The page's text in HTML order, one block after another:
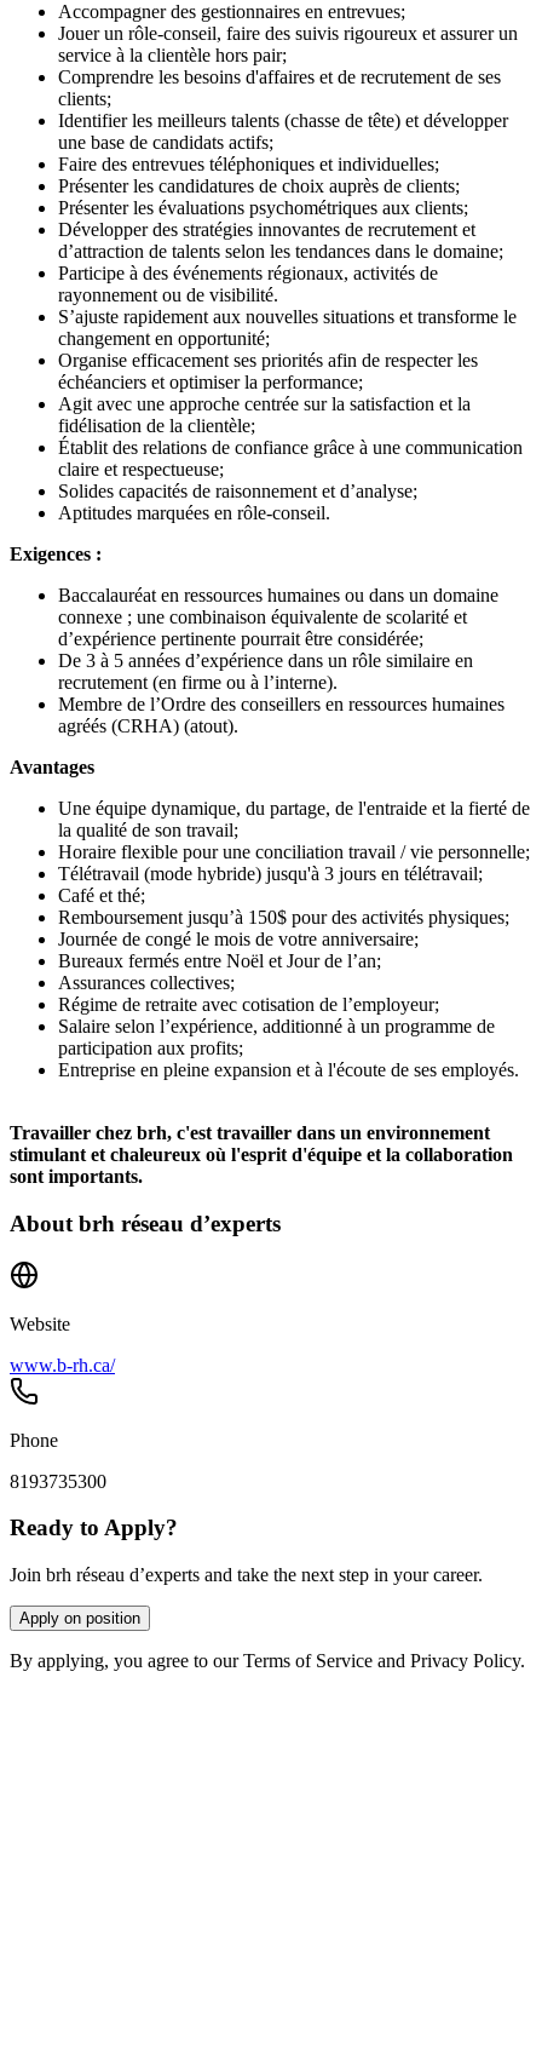
Accompagner des gestionnaires en entrevues;
Jouer un rôle-conseil, faire des suivis rigoureux et assurer un
service à la clientèle hors pair;
Comprendre les besoins d'affaires et de recrutement de ses
clients;
Identifier les meilleurs talents (chasse de tête) et développer
une base de candidats actifs;
Faire des entrevues téléphoniques et individuelles;
Présenter les candidatures de choix auprès de clients;
Présenter les évaluations psychométriques aux clients;
Développer des stratégies innovantes de recrutement et
d’attraction de talents selon les tendances dans le domaine;
Participe à des événements régionaux, activités de
rayonnement ou de visibilité.
S’ajuste rapidement aux nouvelles situations et transforme le
changement en opportunité;
Organise efficacement ses priorités afin de respecter les
échéanciers et optimiser la performance;
Agit avec une approche centrée sur la satisfaction et la
fidélisation de la clientèle;
Établit des relations de confiance grâce à une communication
claire et respectueuse;
Solides capacités de raisonnement et d’analyse;
Aptitudes marquées en rôle-conseil.
Exigences :
Baccalauréat en ressources humaines ou dans un domaine
connexe ; une combinaison équivalente de scolarité et
d’expérience pertinente pourrait être considérée;
De 3 à 5 années d’expérience dans un rôle similaire en
recrutement (en firme ou à l’interne).
Membre de l’Ordre des conseillers en ressources humaines
agréés (CRHA) (atout).
Avantages
Une équipe dynamique, du partage, de l'entraide et la fierté de
la qualité de son travail;
Horaire flexible pour une conciliation travail / vie personnelle;
Télétravail (mode hybride) jusqu'à 3 jours en télétravail;
Café et thé;
Remboursement jusqu’à 150$ pour des activités physiques;
Journée de congé le mois de votre anniversaire;
Bureaux fermés entre Noël et Jour de l’an;
Assurances collectives;
Régime de retraite avec cotisation de l’employeur;
Salaire selon l’expérience, additionné à un programme de
participation aux profits;
Entreprise en pleine expansion et à l'écoute de ses employés.
Travailler chez brh, c'est travailler dans un environnement
stimulant et chaleureux où l'esprit d'équipe et la collaboration
sont importants.
About brh réseau d’experts
Website
www.b-rh.ca/
Phone
8193735300
Ready to Apply?
Join brh réseau d’experts and take the next step in your career.
Apply on position
By applying, you agree to our Terms of Service and Privacy Policy.